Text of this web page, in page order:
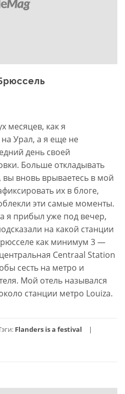
месяцев, как я
на Урал, а я еще не
день своей
Больше откладывать
вновь врываетесь в мой
их в блоге,
эти самые моменты.
я прибыл уже под вечер,
на какой станции
как минимум 3 —
Centraal Station
сесть на метро и
Мой отель назывался
станции метро Louiza.
Flanders is a festival